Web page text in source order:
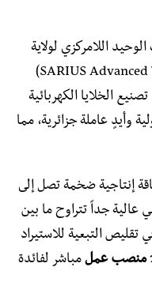
اللامركزي لولاية
سطيف بمعاينة ميدانية لمجمع “سيريوس أدفانسيد تكنولوجي” (SARIUS Advanced Technology)
الخلايا الكهربائية
وأيدٍ عاملة جزائرية، مما
إنتاجية ضخمة تصل إلى
جداً تتراوح ما بين
التبعية للاستيراد
مباشر لفائدة